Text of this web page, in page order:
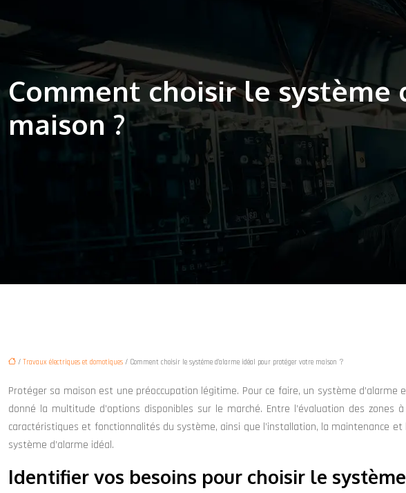
Comment choisir le
maison ?
/ Travaux électriques et domotiques / Comment choisir le système d’alarme idéal pour protéger votre maison ?
Protéger sa maison est une préoccupation légitime. Pour ce faire, un système
donné la multitude d’options disponibles sur le marché. Entre l’évaluation des
caractéristiques et fonctionnalités du système, ainsi que l’installation, la maintenance
système d’alarme idéal.
Identifier vos besoins pour choisir le